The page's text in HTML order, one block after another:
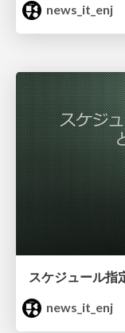
news_it_enj
スケジュール指
news_it_enj